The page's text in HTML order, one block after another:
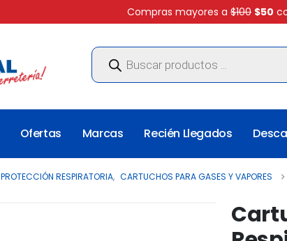
Compras mayores a $100 $50
Búsqueda
productos
Ofertas Marcas Recién Llegados
PROTECCIÓN RESPIRATORIA, CARTUCHOS PARA GASES Y VAPORES